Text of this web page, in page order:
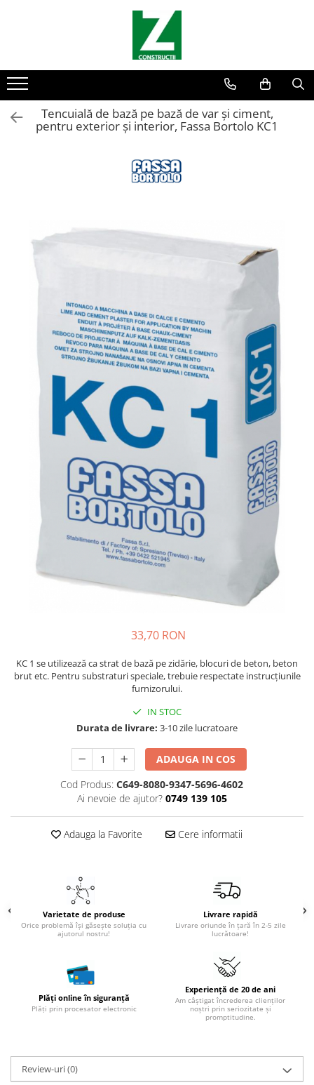
60X120
60x120 2cm
60x60 2cm
Adeziv & Hidroizolatie
Cărămidă plină
Cărămidă cu găuri
Accesorii gratar
Ușă sobă
Ceas Termic
Cuptor
Cărămidă refractară
Mortar & chit pentru grătar
Tencuială de bază pe bază de var și ciment,
pentru exterior și interior, Fassa Bortolo KC1
33,70 RON
KC 1 se utilizează ca strat de bază pe zidărie, blocuri de beton, beton
brut etc. Pentru substraturi speciale, trebuie respectate instrucțiunile
furnizorului.
IN STOC
Durata de livrare: 3-10 zile lucratoare
ADAUGA IN COS
Cod Produs: C649-8080-9347-5696-4602
Ai nevoie de ajutor? 0749 139 105
Adauga la Favorite Cere informatii
Varietate de produse
Orice problemă își găsește soluția cu
ajutorul nostru!
Livrare rapidă
Livrare oriunde în țară în 2-5 zile
lucrătoare!
Plăți online în siguranță
Plăți prin procesator electronic
Experiență de 20 de ani
Am câștigat încrederea clienților
noștri prin seriozitate și
promptitudine.
Review-uri(0)